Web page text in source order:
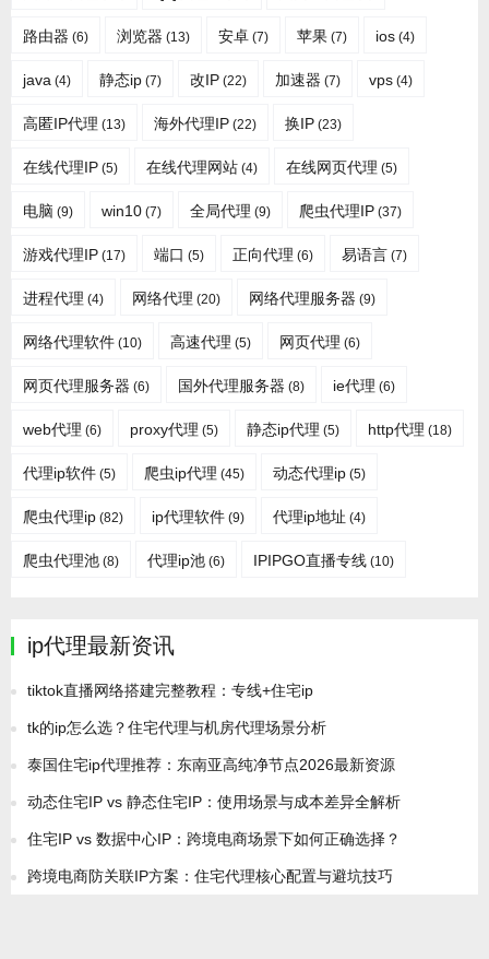
路由器 (6) 浏览器 (13) 安卓 (7) 苹果 (7) ios (4)
java (4) 静态ip (7) 改IP (22) 加速器 (7) vps (4)
高匿IP代理 (13) 海外代理IP (22) 换IP (23)
在线代理IP (5) 在线代理网站 (4) 在线网页代理 (5)
电脑 (9) win10 (7) 全局代理 (9) 爬虫代理IP (37)
游戏代理IP (17) 端口 (5) 正向代理 (6) 易语言 (7)
进程代理 (4) 网络代理 (20) 网络代理服务器 (9)
网络代理软件 (10) 高速代理 (5) 网页代理 (6)
网页代理服务器 (6) 国外代理服务器 (8) ie代理 (6)
web代理 (6) proxy代理 (5) 静态ip代理 (5) http代理 (18)
代理ip软件 (5) 爬虫ip代理 (45) 动态代理ip (5)
爬虫代理ip (82) ip代理软件 (9) 代理ip地址 (4)
爬虫代理池 (8) 代理ip池 (6) IPIPGO直播专线 (10)
ip代理最新资讯
tiktok直播网络搭建完整教程：专线+住宅ip
tk的ip怎么选？住宅代理与机房代理场景分析
泰国住宅ip代理推荐：东南亚高纯净节点2026最新资源
动态住宅IP vs 静态住宅IP：使用场景与成本差异全解析
住宅IP vs 数据中心IP：跨境电商场景下如何正确选择？
跨境电商防关联IP方案：住宅代理核心配置与避坑技巧